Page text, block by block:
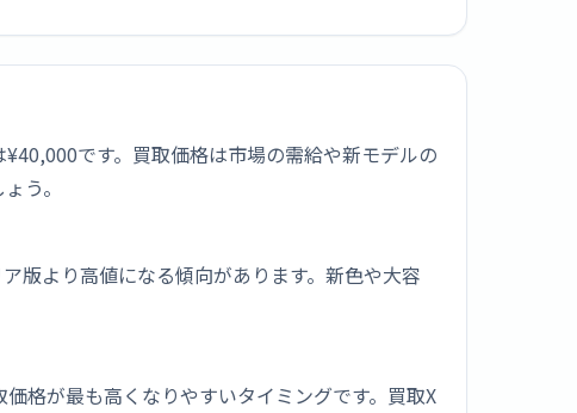
です。買取価格は市場の需給や新モデルの
う。
版より高値になる傾向があります。新色や大容
格が最も高くなりやすいタイミングです。買取X